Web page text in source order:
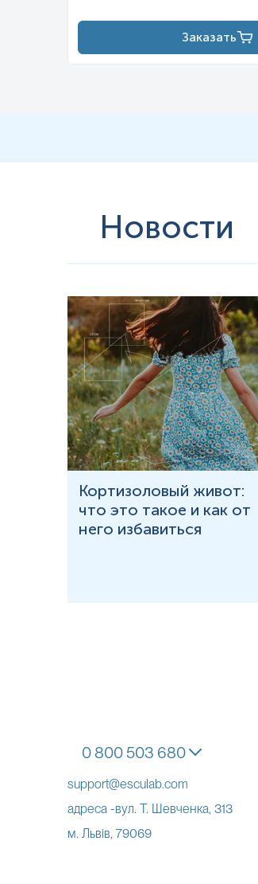
Заказать
Новости
Кортизоловый живот:
что это такое и как от
него избавиться
0 800 503 680
support@esculab.com
адреса -вул. Т. Шевченка, 313
м. Львів, 79069